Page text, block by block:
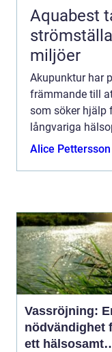
Aquabest tåliga vägguttag och
miljöer
Akupunktur har
främmande till
som söker hjälp
långvariga
Stockholm, där
Alice Pettersson
Vassröjning:
nödvändighet
ett hälsosamt